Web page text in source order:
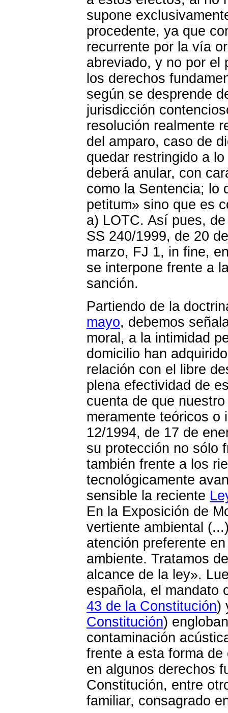
supone
procedente, ya que
recurrente por la vía
abreviado, y no por el
los derechos
según se desprende
jurisdicción
resolución realmente
del amparo, caso de
quedar restringido a
deberá anular, con
como la Sentencia; lo
petitum» sino que es
a) LOTC. Así pues,
SS 240/1999, de 20
marzo, FJ 1, in fine,
se interpone frente a
sanción.
Partiendo de la
mayo, debemos
moral, a la intimidad
domicilio han
relación con el libre
plena efectividad de
cuenta de que
meramente teóricos o
12/1994, de 17 de
su protección no sólo
también frente a los
tecnológicamente
sensible la reciente
En la Exposición de
vertiente ambiental
atención preferente
ambiente. Tratamos
alcance de la ley».
española, el mandato
43 de la Constitución)
Constitución)
contaminación
frente a esta forma
en algunos derechos
Constitución, entre
familiar, consagrado